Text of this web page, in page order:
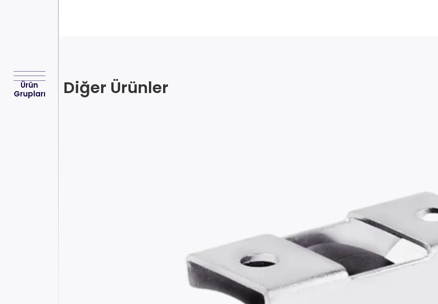
Ürün
Grupları
Diğer Ürünler